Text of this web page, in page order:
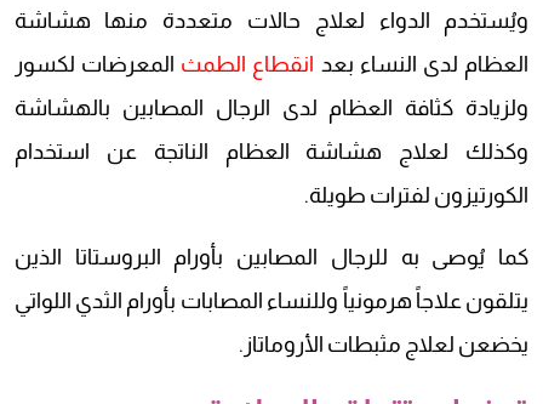
ويُستخدم الدواء لعلاج حالات متعددة منها هشاشة
العظام لدى النساء بعد انقطاع الطمث المعرضات لكسور
ولزيادة كثافة العظام لدى الرجال المصابين بالهشاشة
وكذلك لعلاج هشاشة العظام الناتجة عن استخدام
الكورتيزون لفترات طويلة.
كما يُوصى به للرجال المصابين بأورام البروستاتا الذين
يتلقون علاجاً هرمونياً وللنساء المصابات بأورام الثدي اللواتي
يخضعن لعلاج مثبطات الأروماتاز.